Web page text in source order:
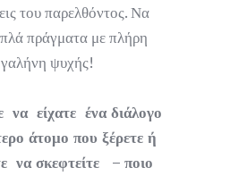
του παρελθόντος. Να
πράγματα με πλήρη
ψυχής!
να είχατε ένα διάλογο
άτομο που ξέρετε ή
να σκεφτείτε – ποιο